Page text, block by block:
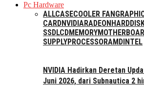
Pc Hardware
ALLCASECOOLER FAN
CARDNVIDIARADEON
SSDLCDMEMORY
SUPPLYPROCESSORAMD INTEL
NVIDIA Hadirkan Deretan
Juni 2026, dari Subnautica 2